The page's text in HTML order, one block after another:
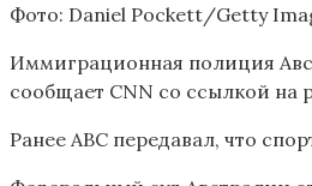
Фото: Daniel Pockett/Getty
Иммиграционная полиция
сообщает CNN со ссылкой на
Ранее ABC передавал, что